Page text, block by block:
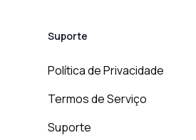
Suporte
Política de Privacidade
Termos de Serviço
Suporte